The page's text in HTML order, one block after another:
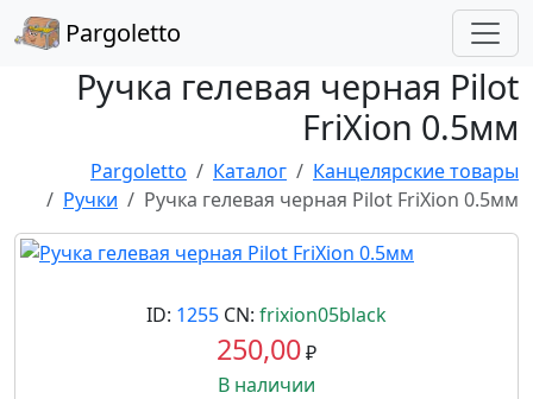
Pargoletto
Ручка гелевая черная Pilot
FriXion 0.5мм
Pargoletto Каталог
Канцелярские товары
Ручки
Ручка гелевая черная Pilot FriXion 0.5мм
ID: 1255 CN: frixion05black
250,00₽
В наличии